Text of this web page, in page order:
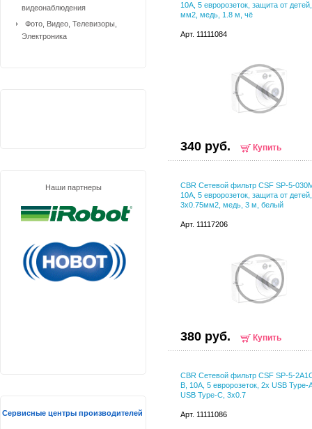
10A, 5 евророзеток, защита от
мм2, медь, 1.8 м, чё
Арт. 11111084
340 руб. Купить
CBR Сетевой фильтр CSF SP-5-
10A, 5 евророзеток, защита от детей,
3x0.75мм2, медь, 3 м, белый
Арт. 11117206
380 руб. Купить
CBR Сетевой фильтр CSF SP-5-
B, 10A, 5 евророзеток, 2x USB Type-
USB Type-C, 3x0.7
Арт. 11111086
видеонаблюдения
Фото, Видео, Телевизоры,
Электроника
Наши партнеры
Сервисные центры производителей